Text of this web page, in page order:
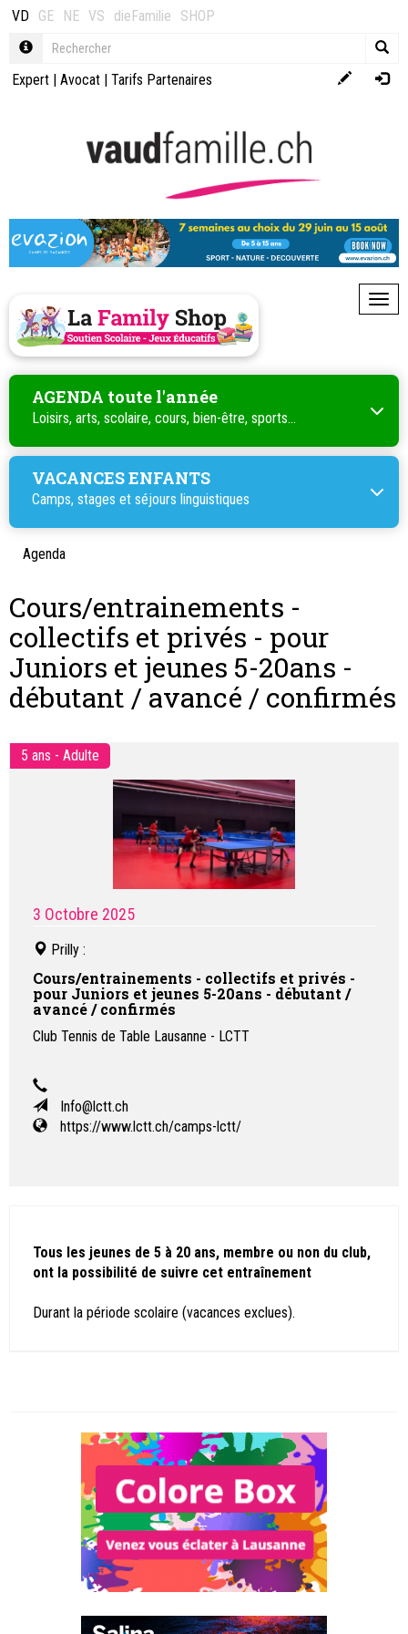
VD GE NE VS dieFamilie SHOP
Expert | Avocat | Tarifs Partenaires
AGENDA toute l'année
Loisirs, arts, scolaire, cours, bien-être, sports...
VACANCES ENFANTS
Camps, stages et séjours linguistiques
Agenda
Cours/entrainements -
collectifs et privés - pour
Juniors et jeunes 5-20ans -
débutant / avancé / confirmés
5 ans - Adulte
3 Octobre 2025
Prilly :
Cours/entrainements - collectifs et privés -
pour Juniors et jeunes 5-20ans - débutant /
avancé / confirmés
Club Tennis de Table Lausanne - LCTT
Info@lctt.ch
https://www.lctt.ch/camps-lctt/
Tous les jeunes de 5 à 20 ans, membre ou non du club,
ont la possibilité de suivre cet entraînement
Durant la période scolaire (vacances exclues).